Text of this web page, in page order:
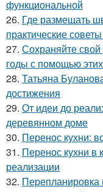
функциональной
26. Где размещать
практические
27. Сохраняйте
годы с помощью
28. Татьяна
достижения
29. От идеи до
деревянном доме
30. Перенос кухни:
31. Перенос кухни в
реализации
32. Перепланировка